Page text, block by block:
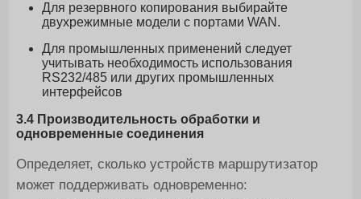
Для резервного копирования выбирайте
двухрежимные модели с портами WAN.
Для промышленных применений следует
учитывать необходимость использования
RS232/485 или других промышленных
интерфейсов
3.4 Производительность обработки и
одновременные соединения
Определяет, сколько устройств маршрутизатор
может поддерживать одновременно: